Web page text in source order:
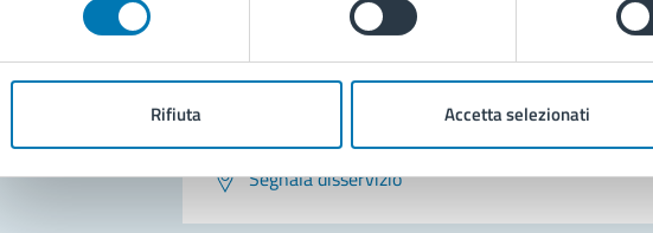
Rifiuta Accetta selezionati
Richiedi assistenza
Prenota appuntamento
Segnala disservizio